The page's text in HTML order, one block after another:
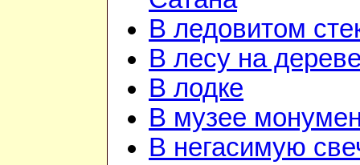
В ледовитом
В лесу на
В лодке
В музее
В негасимую